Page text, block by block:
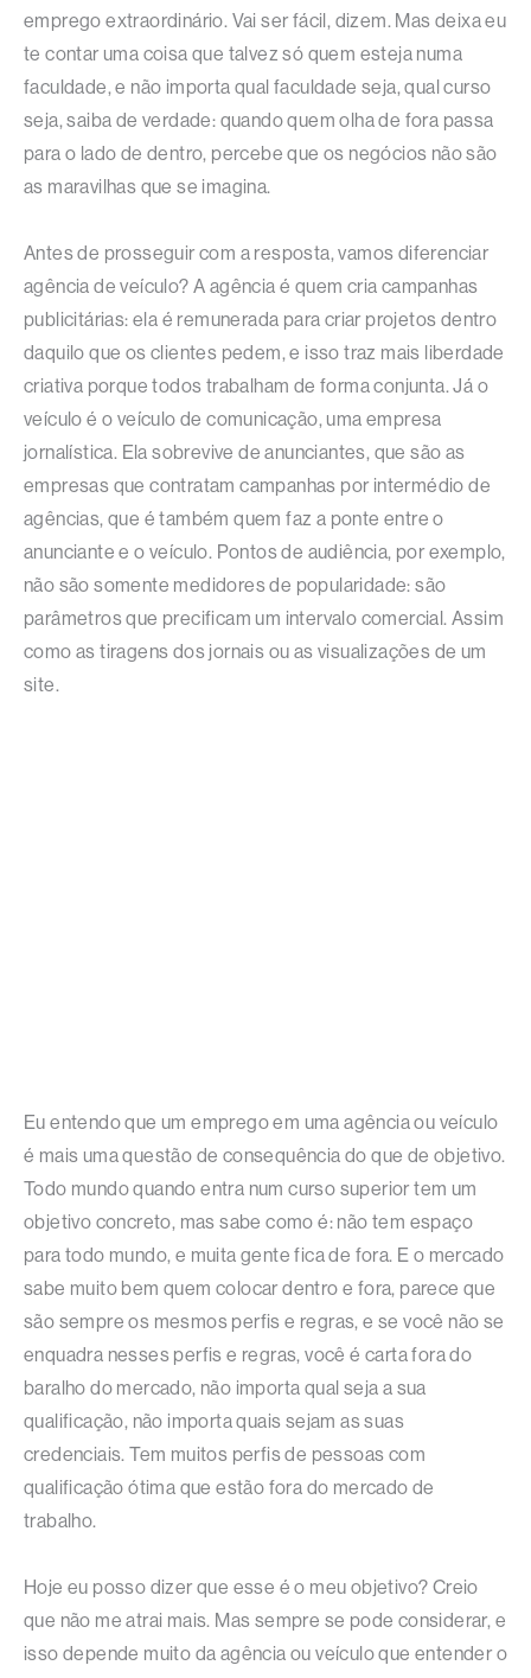
emprego extraordinário. Vai ser fácil, dizem. Mas deixa eu
te contar uma coisa que talvez só quem esteja numa
faculdade, e não importa qual faculdade seja, qual curso
seja, saiba de verdade: quando quem olha de fora passa
para o lado de dentro, percebe que os negócios não são
as maravilhas que se imagina.
Antes de prosseguir com a resposta, vamos diferenciar
agência de veículo? A agência é quem cria campanhas
publicitárias: ela é remunerada para criar projetos dentro
daquilo que os clientes pedem, e isso traz mais liberdade
criativa porque todos trabalham de forma conjunta. Já o
veículo é o veículo de comunicação, uma empresa
jornalística. Ela sobrevive de anunciantes, que são as
empresas que contratam campanhas por intermédio de
agências, que é também quem faz a ponte entre o
anunciante e o veículo. Pontos de audiência, por exemplo,
não são somente medidores de popularidade: são
parâmetros que precificam um intervalo comercial. Assim
como as tiragens dos jornais ou as visualizações de um
site.
Eu entendo que um emprego em uma agência ou veículo
é mais uma questão de consequência do que de objetivo.
Todo mundo quando entra num curso superior tem um
objetivo concreto, mas sabe como é: não tem espaço
para todo mundo, e muita gente fica de fora. E o mercado
sabe muito bem quem colocar dentro e fora, parece que
são sempre os mesmos perfis e regras, e se você não se
enquadra nesses perfis e regras, você é carta fora do
baralho do mercado, não importa qual seja a sua
qualificação, não importa quais sejam as suas
credenciais. Tem muitos perfis de pessoas com
qualificação ótima que estão fora do mercado de
trabalho.
Hoje eu posso dizer que esse é o meu objetivo? Creio
que não me atrai mais. Mas sempre se pode considerar, e
isso depende muito da agência ou veículo que entender o